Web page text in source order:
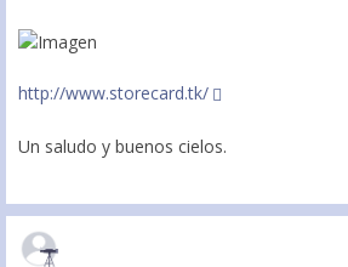
http://www.storecard.tk/
Un saludo y buenos cielos.